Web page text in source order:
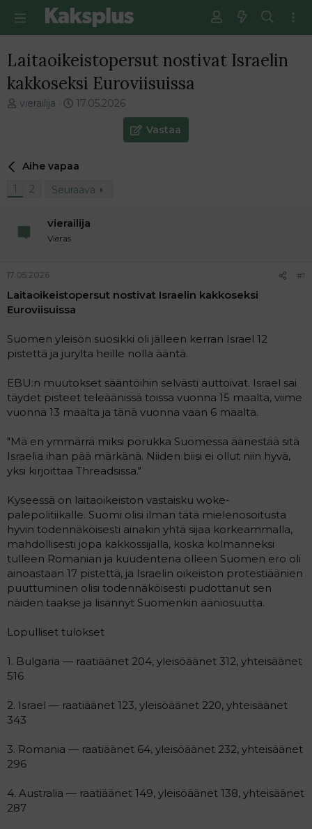
Laitaoikeistopersut nostivat Israelin
kakkoseksi Euroviisuissa
V
e
u
l
o
i
t
a
j
vierailija
E
m
i
e
t
17.05.2026
Vastaa
Aihe vapaa
1
2 Seuraava
vierailija
Vieras
17.05.2026 #1
Laitaoikeistopersut nostivat Israelin kakkoseksi
Euroviisuissa
Suomen yleisön suosikki oli jälleen kerran Israel 12
pistettä ja jurylta heille nolla ääntä.
EBU:n muutokset sääntöihin selvästi auttoivat. Israel sai
täydet pisteet teleäänissä toissa vuonna 15 maalta, viime
vuonna 13 maalta ja tänä vuonna vaan 6 maalta.
"Mä en ymmärrä miksi porukka Suomessa äänestää sitä
Israelia ihan pää märkänä. Niiden biisi ei ollut niin hyvä,
yksi kirjoittaa Threadsissa."
Kyseessä on laitaoikeiston vastaisku woke-
palepolitiikalle. Suomi olisi ilman tätä mielenosoitusta
hyvin todennäköisesti ainakin yhtä sijaa korkeammalla,
mahdollisesti jopa kakkossijalla, koska kolmanneksi
tulleen Romanian ja kuudentena olleen Suomen ero oli
ainoastaan 17 pistettä, ja Israelin oikeiston protestiäänien
puuttuminen olisi todennäköisesti pudottanut sen
näiden taakse ja lisännyt Suomenkin ääniosuutta.
Lopulliset tulokset
1. Bulgaria — raatiäänet 204, yleisöäänet 312, yhteisäänet
516
2. Israel — raatiäänet 123, yleisöäänet 220, yhteisäänet
343
3. Romania — raatiäänet 64, yleisöäänet 232, yhteisäänet
296
4. Australia — raatiäänet 149, yleisöäänet 138, yhteisäänet
287